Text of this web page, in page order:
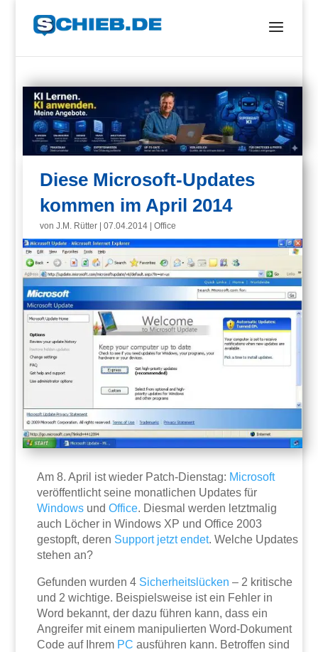
Diese Microsoft-Updates
kommen im April 2014
vonJ.M. Rütter |07.04.2014 |Office
Am 8. April ist wieder Patch-Dienstag: Microsoft
veröffentlicht seine monatlichen Updates für
Windows undOffice. Diesmal werden letztmalig
auch Löcher in Windows XP und Office 2003
gestopft, deren Support jetzt endet. Welche Updates
stehen an?
Gefunden wurden 4 Sicherheitslücken – 2 kritische
und 2 wichtige. Beispielsweise ist ein Fehler in
Word bekannt, der dazu führen kann, dass ein
Angreifer mit einem manipulierten Word-Dokument
Code auf Ihrem PC ausführen kann. Betroffen sind